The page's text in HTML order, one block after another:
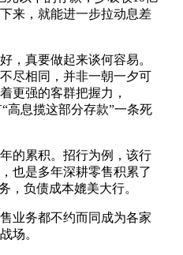
来，就能进一步拉动息差
，真要做起来谈何容易。
尽相同，并非一朝一夕可
更强的客群把握力，
高息揽这部分存款”一条死
的累积。招行为例，该行
也是多年深耕零售积累了
，负债成本媲美大行。
业务都不约而同成为各家
场。